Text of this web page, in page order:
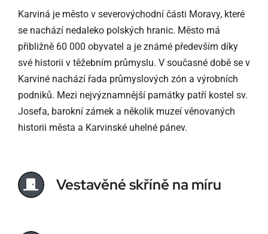
Karviná je město v severovýchodní části Moravy, které
se nachází nedaleko polských hranic. Město má
přibližně 60 000 obyvatel a je známé především díky
své historii v těžebním průmyslu. V současné době se v
Karviné nachází řada průmyslových zón a výrobních
podniků. Mezi nejvýznamnější památky patří kostel sv.
Josefa, barokní zámek a několik muzeí věnovaných
historii města a Karvinské uhelné pánev.
Vestavěné skříně na míru